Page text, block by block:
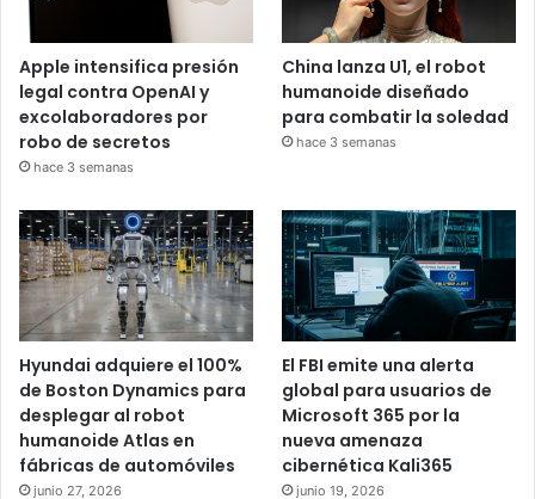
Apple intensifica presión
legal contra OpenAI y
excolaboradores por
robo de secretos
hace 3 semanas
China lanza U1, el robot
humanoide diseñado
para combatir la soledad
hace 3 semanas
Hyundai adquiere el 100%
de Boston Dynamics para
desplegar al robot
humanoide Atlas en
fábricas de automóviles
junio 27, 2026
El FBI emite una alerta
global para usuarios de
Microsoft 365 por la
nueva amenaza
cibernética Kali365
junio 19, 2026